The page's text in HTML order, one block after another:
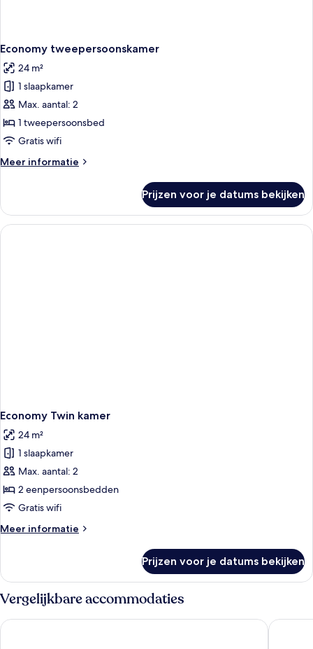
Economy tweepersoonskamer
24 m²
1 slaapkamer
Max. aantal: 2
1 tweepersoonsbed
Gratis wifi
Meer informatie
Meer
tweepersoonskamer
Prijzen voor je datums bekijken
Economy Twin kamer
24 m²
1 slaapkamer
Max. aantal: 2
2 eenpersoonsbedden
Gratis wifi
Meer informatie
Meer
Twin
kamer
Prijzen voor je datums bekijken
Vergelijkbare accommodaties
ibis Styles Crolles Grenoble A41